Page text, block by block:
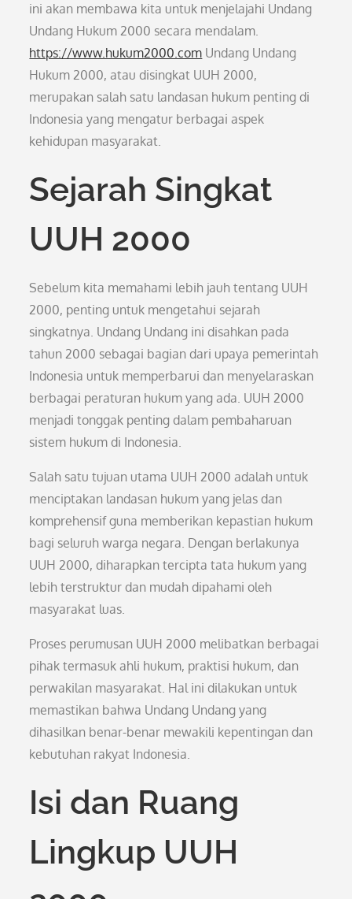
ini akan membawa kita untuk menjelajahi Undang
Undang Hukum 2000 secara mendalam.
https://www.hukum2000.com Undang Undang
Hukum 2000, atau disingkat UUH 2000,
merupakan salah satu landasan hukum penting di
Indonesia yang mengatur berbagai aspek
kehidupan masyarakat.
Sejarah Singkat
UUH 2000
Sebelum kita memahami lebih jauh tentang UUH
2000, penting untuk mengetahui sejarah
singkatnya. Undang Undang ini disahkan pada
tahun 2000 sebagai bagian dari upaya pemerintah
Indonesia untuk memperbarui dan menyelaraskan
berbagai peraturan hukum yang ada. UUH 2000
menjadi tonggak penting dalam pembaharuan
sistem hukum di Indonesia.
Salah satu tujuan utama UUH 2000 adalah untuk
menciptakan landasan hukum yang jelas dan
komprehensif guna memberikan kepastian hukum
bagi seluruh warga negara. Dengan berlakunya
UUH 2000, diharapkan tercipta tata hukum yang
lebih terstruktur dan mudah dipahami oleh
masyarakat luas.
Proses perumusan UUH 2000 melibatkan berbagai
pihak termasuk ahli hukum, praktisi hukum, dan
perwakilan masyarakat. Hal ini dilakukan untuk
memastikan bahwa Undang Undang yang
dihasilkan benar-benar mewakili kepentingan dan
kebutuhan rakyat Indonesia.
Isi dan Ruang
Lingkup UUH